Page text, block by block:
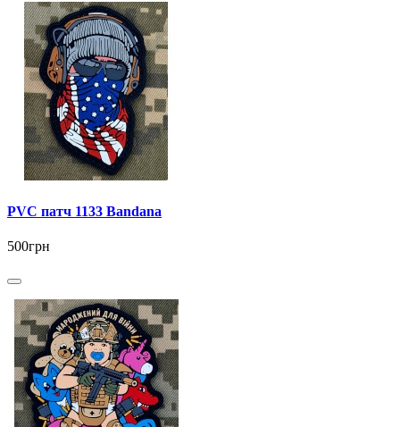
PVC патч 1133 Bandana
500грн